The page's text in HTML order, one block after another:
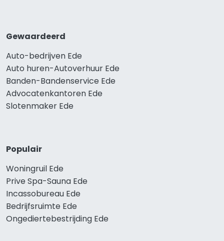
Gewaardeerd
Auto-bedrijven Ede
Auto huren-Autoverhuur Ede
Banden-Bandenservice Ede
Advocatenkantoren Ede
Slotenmaker Ede
Populair
Woningruil Ede
Prive Spa-Sauna Ede
Incassobureau Ede
Bedrijfsruimte Ede
Ongediertebestrijding Ede